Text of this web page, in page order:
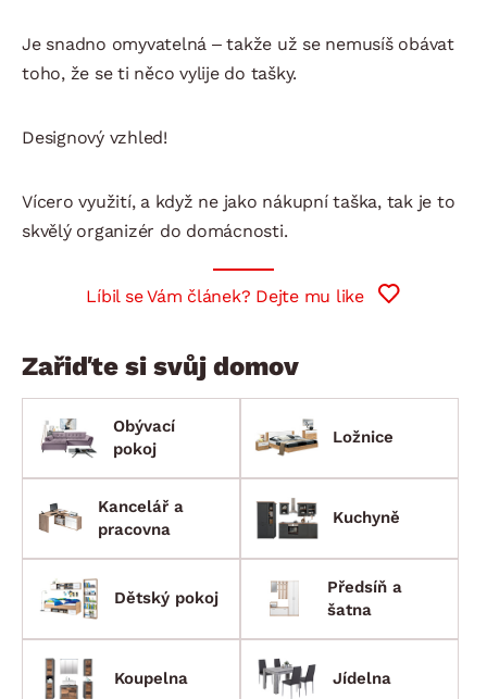
Je snadno omyvatelná – takže už se nemusíš obávat
toho, že se ti něco vylije do tašky.
Designový vzhled!
Vícero využití, a když ne jako nákupní taška, tak je to
skvělý organizér do domácnosti.
Líbil se Vám článek? Dejte mu like
Zařiďte si svůj domov
Obývací
pokoj
Ložnice
Kancelář a
pracovna
Kuchyně
Dětský pokoj
Předsíň a
šatna
Koupelna Jídelna